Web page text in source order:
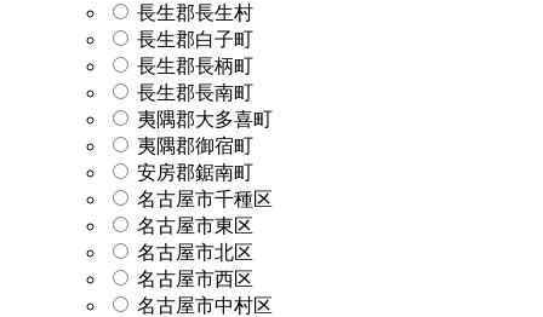
長生郡長生村
長生郡白子町
長生郡長柄町
長生郡長南町
夷隅郡大多喜町
夷隅郡御宿町
安房郡鋸南町
名古屋市千種区
名古屋市東区
名古屋市北区
名古屋市西区
名古屋市中村区